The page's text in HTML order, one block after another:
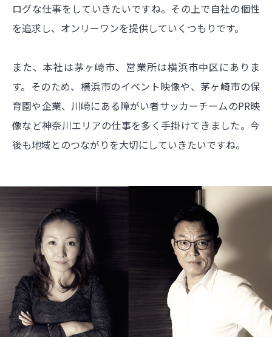
ログな仕事をしていきたいですね。その上で自社の個性
を追求し、オンリーワンを提供していくつもりです。
また、本社は茅ヶ崎市、営業所は横浜市中区にありま
す。そのため、横浜市のイベント映像や、茅ヶ崎市の保
育園や企業、川崎にある障がい者サッカーチームのPR映
像など神奈川エリアの仕事を多く手掛けてきました。今
後も地域とのつながりを大切にしていきたいですね。